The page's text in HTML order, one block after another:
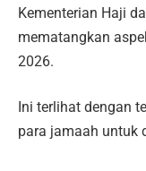
Kementerian Haji
mematangkan
2026.
Ini terlihat dengan
para jamaah untuk